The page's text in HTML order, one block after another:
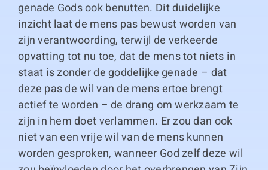
genade Gods ook benutten. Dit duidelijke
inzicht laat de mens pas bewust worden van
zijn verantwoording, terwijl de verkeerde
opvatting tot nu toe, dat de mens tot niets in
staat is zonder de goddelijke genade – dat
deze pas de wil van de mens ertoe brengt
actief te worden – de drang om werkzaam te
zijn in hem doet verlammen. Er zou dan ook
niet van een vrije wil van de mens kunnen
worden gesproken, wanneer God zelf deze wil